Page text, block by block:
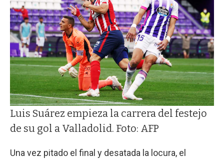
Luis Suárez empieza la carrera del festejo
de su gol a Valladolid. Foto: AFP
Una vez pitado el final y desatada la locura, el